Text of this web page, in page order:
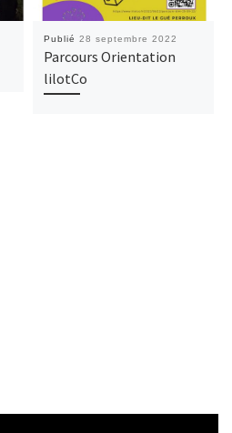
Publié 28 septembre 2022
Parcours Orientation
lilotCo